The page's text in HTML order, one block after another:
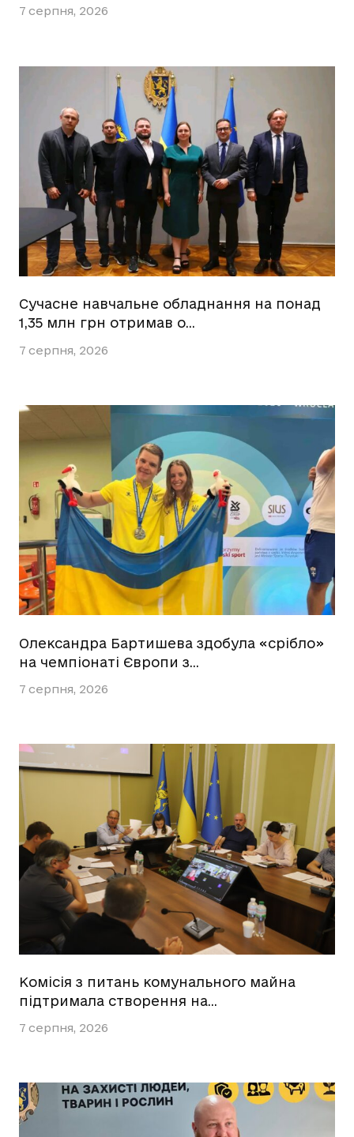
7 серпня, 2026
Сучасне навчальне обладнання на понад
1,35 млн грн отримав о…
7 серпня, 2026
Олександра Бартишева здобула «срібло»
на чемпіонаті Європи з…
7 серпня, 2026
Комісія з питань комунального майна
підтримала створення на…
7 серпня, 2026